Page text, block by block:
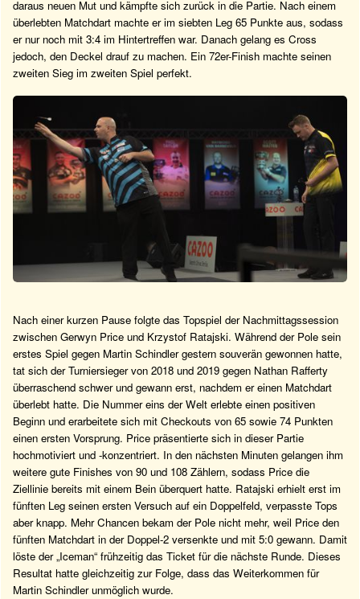
daraus neuen Mut und kämpfte sich zurück in die Partie. Nach einem
überlebten Matchdart machte er im siebten Leg 65 Punkte aus, sodass
er nur noch mit 3:4 im Hintertreffen war. Danach gelang es Cross
jedoch, den Deckel drauf zu machen. Ein 72er-Finish machte seinen
zweiten Sieg im zweiten Spiel perfekt.
Nach einer kurzen Pause folgte das Topspiel der Nachmittagssession
zwischen Gerwyn Price und Krzystof Ratajski. Während der Pole sein
erstes Spiel gegen Martin Schindler gestern souverän gewonnen hatte,
tat sich der Turniersieger von 2018 und 2019 gegen Nathan Rafferty
überraschend schwer und gewann erst, nachdem er einen Matchdart
überlebt hatte. Die Nummer eins der Welt erlebte einen positiven
Beginn und erarbeitete sich mit Checkouts von 65 sowie 74 Punkten
einen ersten Vorsprung. Price präsentierte sich in dieser Partie
hochmotiviert und -konzentriert. In den nächsten Minuten gelangen ihm
weitere gute Finishes von 90 und 108 Zählern, sodass Price die
Ziellinie bereits mit einem Bein überquert hatte. Ratajski erhielt erst im
fünften Leg seinen ersten Versuch auf ein Doppelfeld, verpasste Tops
aber knapp. Mehr Chancen bekam der Pole nicht mehr, weil Price den
fünften Matchdart in der Doppel-2 versenkte und mit 5:0 gewann. Damit
löste der „Iceman“ frühzeitig das Ticket für die nächste Runde. Dieses
Resultat hatte gleichzeitig zur Folge, dass das Weiterkommen für
Martin Schindler unmöglich wurde.